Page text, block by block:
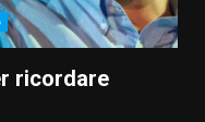
ricordare